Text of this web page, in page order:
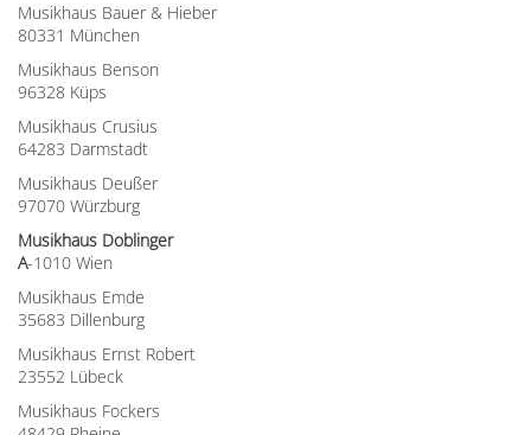
Musikhaus Bauer & Hieber
80331 München
Musikhaus Benson
96328 Küps
Musikhaus Crusius
64283 Darmstadt
Musikhaus Deußer
97070 Würzburg
Musikhaus Doblinger
A-1010 Wien
Musikhaus Emde
35683 Dillenburg
Musikhaus Ernst Robert
23552 Lübeck
Musikhaus Fockers